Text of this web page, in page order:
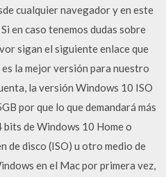
cualquier navegador y en este
en caso tenemos dudas sobre
sigan el siguiente enlace que
la mejor versión para nuestro
la versión Windows 10 ISO
por que lo que demandará más
de Windows 10 Home o
de disco (ISO) u otro medio de
en el Mac por primera vez,